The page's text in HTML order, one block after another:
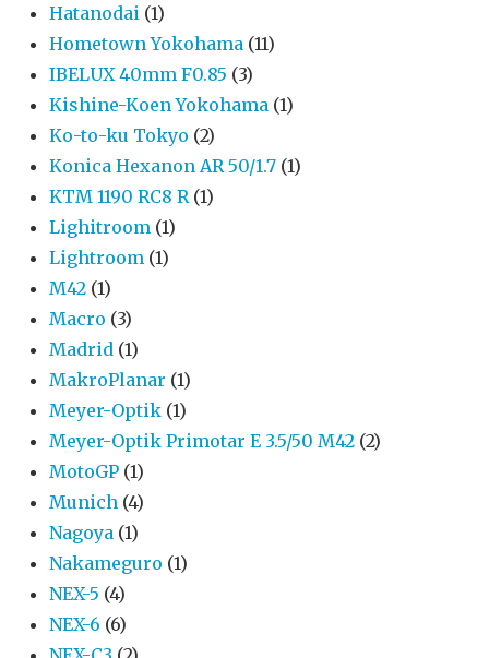
Hatanodai (1)
Hometown Yokohama (11)
IBELUX 40mm F0.85 (3)
Kishine-Koen Yokohama (1)
Ko-to-ku Tokyo (2)
Konica Hexanon AR 50/1.7 (1)
KTM 1190 RC8 R (1)
Lighitroom (1)
Lightroom (1)
M42 (1)
Macro (3)
Madrid (1)
MakroPlanar (1)
Meyer-Optik (1)
Meyer-Optik Primotar E 3.5/50 M42 (2)
MotoGP (1)
Munich (4)
Nagoya (1)
Nakameguro (1)
NEX-5 (4)
NEX-6 (6)